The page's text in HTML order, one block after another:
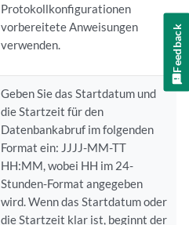
Protokollkonfigurationen
vorbereitete Anweisungen
verwenden.
Geben Sie das Startdatum und
die Startzeit für den
Datenbankabruf im folgenden
Format ein: JJJJ-MM-TT
HH:MM, wobei HH im 24-
Stunden-Format angegeben
wird. Wenn das Startdatum oder
die Startzeit klar ist, beginnt der
Feedback